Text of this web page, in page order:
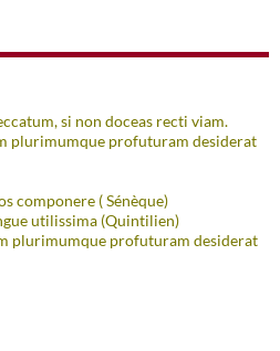
si non doceas recti viam.
plurimumque profuturam desiderat
componere ( Sénèque)
utilissima (Quintilien)
plurimumque profuturam desiderat